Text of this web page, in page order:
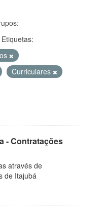
Etiquetas:
Curriculares
- Contratações
através de
de Itajubá